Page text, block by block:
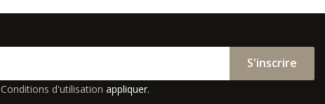
S'inscrire
Conditions d'utilisation appliquer.